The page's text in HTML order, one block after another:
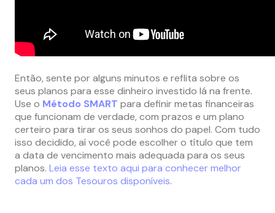
Então, sente por alguns minutos e reflita sobre os
seus planos para esse dinheiro investido lá na frente.
Use o Método SMART para definir metas financeiras
que funcionam de verdade, com prazos e um plano
certeiro para tirar os seus sonhos do papel. Com tudo
isso decidido, aí você pode escolher o título que tem
a data de vencimento mais adequada para os seus
planos. Leia esse texto aqui para conhecer melhor
cada um dos Tesouros disponíveis.